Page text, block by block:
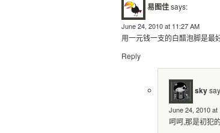
易图佳says:
June 24, 2010 at 11:27 AM
用一元钱一支的白醋泡脚是最
Reply
sky
June 24, 2010 at
呵呵,那是初犯